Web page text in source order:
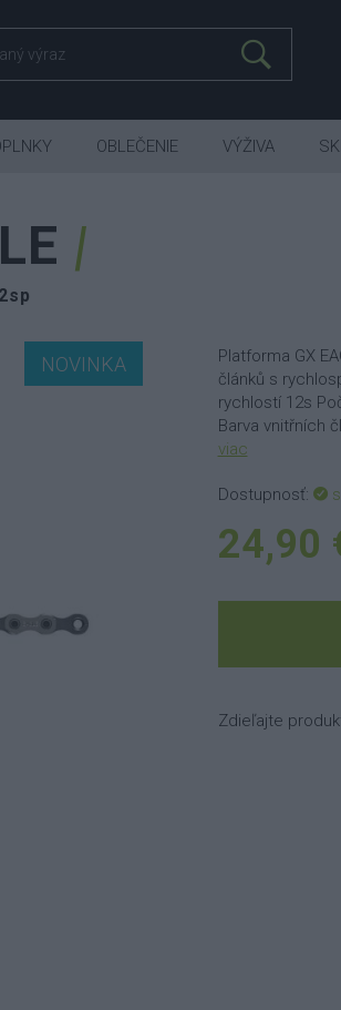
NOVINKA
Platforma GX
článků s
rychlostí 12s
Barva vnitřních
viac
Dostupnosť:
24,90
Zdieľajte
OBLEČENIE VÝŽIVA